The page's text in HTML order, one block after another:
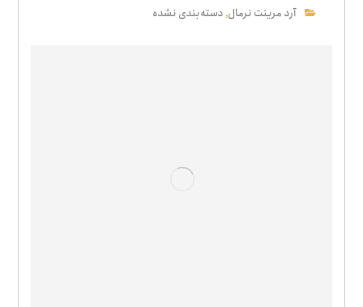
آرد مرینت نرمال,دسته‌بندی نشده